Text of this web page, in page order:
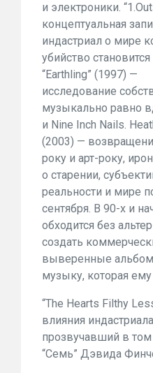
и электроники.
концептуальная
индастриал о мире
убийство
“Earthling” (1997) —
исследование
музыкально равно
и Nine Inch Nails.
(2003) —
року и арт-року,
о старении,
реальности и мире
сентября. В 90-х и
обходится без
создать
выверенные
музыку, которая ему
“The Hearts Filthy
влияния
прозвучавший в
“Семь” Дэвида